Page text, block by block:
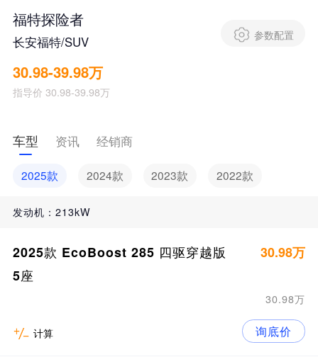
福特探险者
长安福特/SUV 参数配置
30.98-39.98万
指导价 30.98-39.98万
车型 资讯 经销商
2025款 2024款 2023款 2022款
发动机：213kW
2025款 EcoBoost 285 四驱穿越版
5座
30.98万
30.98万
计算 询底价